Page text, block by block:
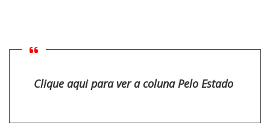
Clique aqui para ver a coluna Pelo Estado